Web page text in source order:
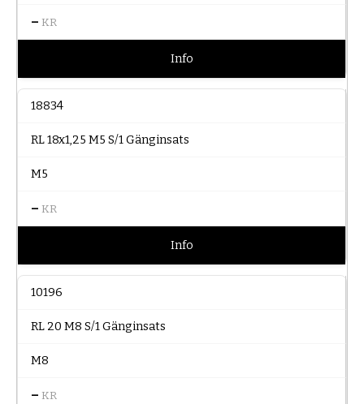
– KR
Info
18834
RL 18x1,25 M5 S/1 Gänginsats
M5
– KR
Info
10196
RL 20 M8 S/1 Gänginsats
M8
– KR